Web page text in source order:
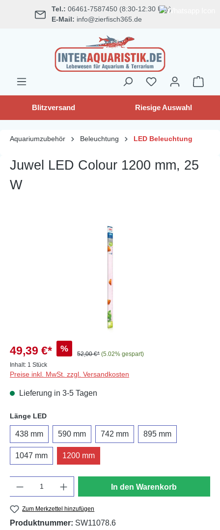
springen Tel.: 06461-7587450 (8:30-12:30 Uhr)
E-Mail: info@zierfisch365.de
Blitzversand Riesige Auswahl
Aquariumzubehör Beleuchtung LED Beleuchtung
Juwel LED Colour 1200 mm, 25
W
49,39 €* %
52,00 €* (5.02% gespart)
Inhalt: 1 Stück
Preise inkl. MwSt. zzgl. Versandkosten
Lieferung in 3-5 Tagen
Länge LEDauswählen
438 mm 590 mm 742 mm 895 mm
1047 mm 1200 mm
In den Warenkorb
Zum Merkzettel hinzufügen
Produktnummer: SW11078.6